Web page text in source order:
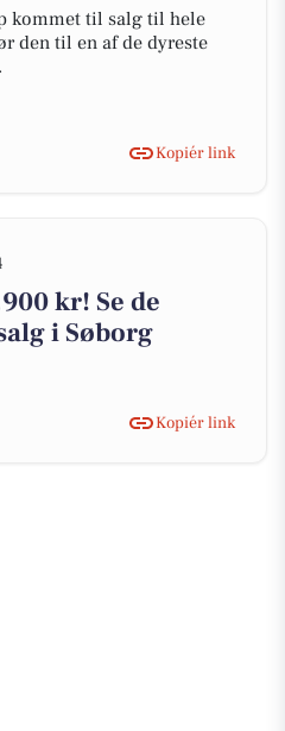
kommet til salg til hele
den til en af de dyreste
Kopiér link
kr! Se de
i Søborg
Kopiér link